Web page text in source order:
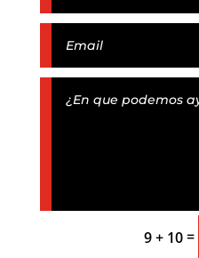
9 + 10=